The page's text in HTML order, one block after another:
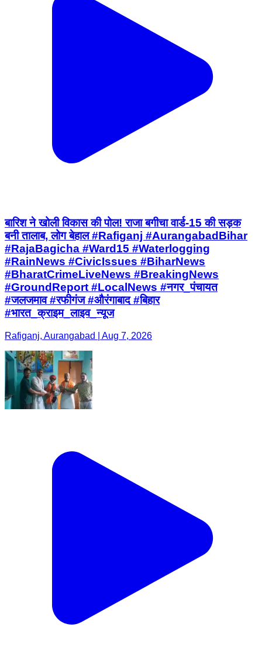
बारिश ने खोली विकास की पोल! राजा बगीचा वार्ड-15 की सड़क
बनी तालाब, लोग बेहाल #Rafiganj #AurangabadBihar
#RajaBagicha #Ward15 #Waterlogging
#RainNews #CivicIssues #BiharNews
#BharatCrimeLiveNews #BreakingNews
#GroundReport #LocalNews #नगर_पंचायत
#जलजमाव #रफीगंज #औरंगाबाद #बिहार
#भारत_क्राइम_लाइव_न्यूज
Rafiganj, Aurangabad | Aug 7, 2026